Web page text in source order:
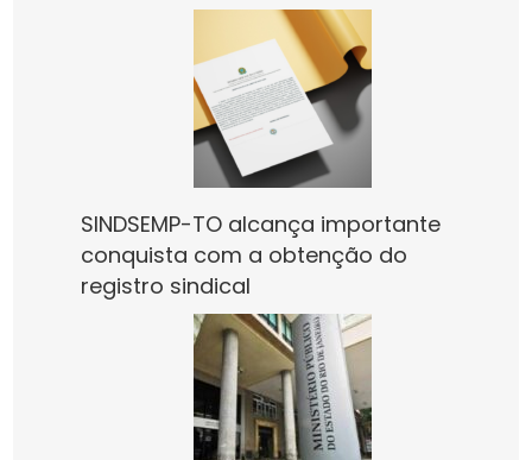
SINDSEMP-TO alcança importante
conquista com a obtenção do
registro sindical